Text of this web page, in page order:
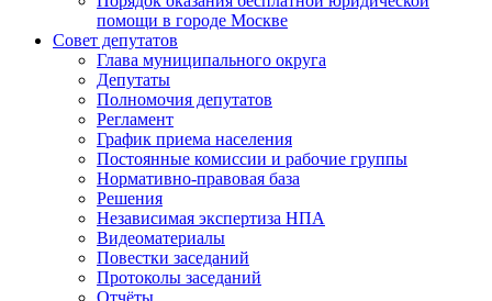
помощи в городе Москве
Совет депутатов
Глава муниципального округа
Депутаты
Полномочия депутатов
Регламент
График приема населения
Постоянные комиссии и рабочие группы
Нормативно-правовая база
Решения
Независимая экспертиза НПА
Видеоматериалы
Повестки заседаний
Протоколы заседаний
Отчёты